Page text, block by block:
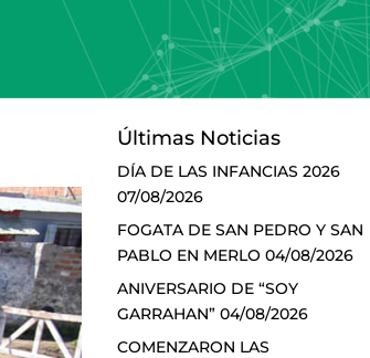
Últimas Noticias
DÍA DE LAS INFANCIAS 2026
07/08/2026
FOGATA DE SAN PEDRO Y SAN
PABLO EN MERLO 04/08/2026
ANIVERSARIO DE “SOY
GARRAHAN” 04/08/2026
COMENZARON LAS